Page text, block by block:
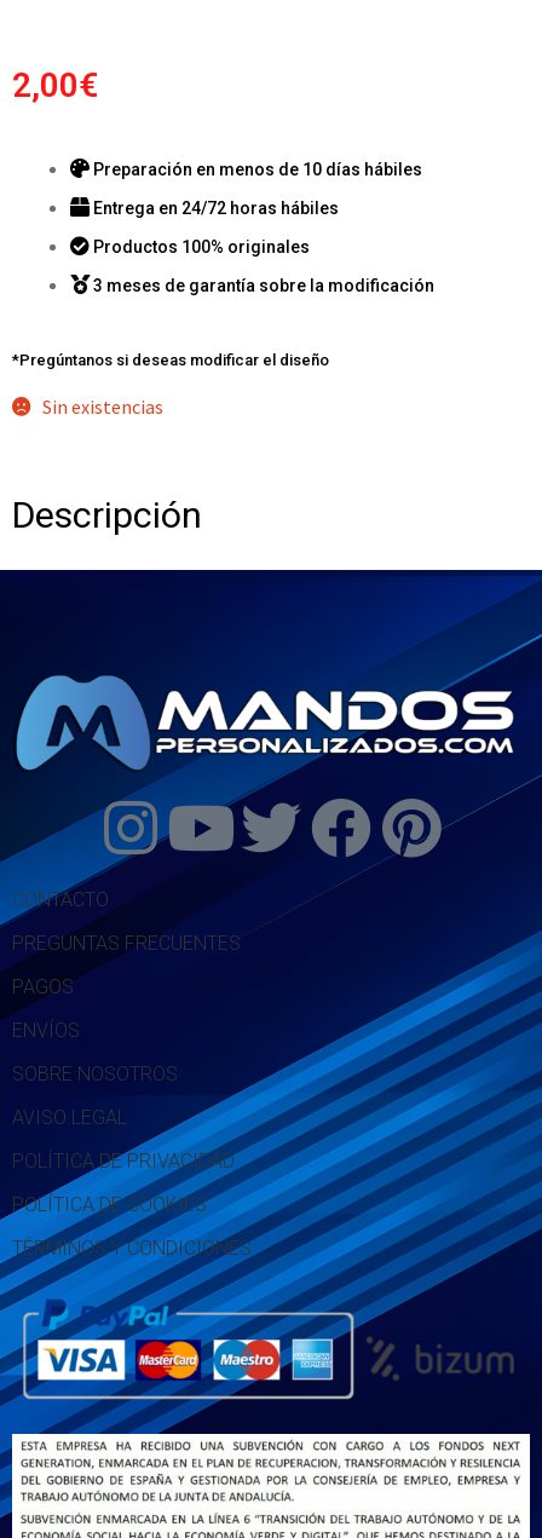
2,00€
Preparación en menos de 10 días hábiles
Entrega en 24/72 horas hábiles
Productos 100% originales
3 meses de garantía sobre la modificación
*Pregúntanos si deseas modificar el diseño
Sin existencias
Descripción
CONTACTO
PREGUNTAS FRECUENTES
PAGOS
ENVÍOS
SOBRE NOSOTROS
AVISO LEGAL
POLÍTICA DE PRIVACIDAD
POLÍTICA DE COOKIES
TÉRMINOS Y CONDICIONES